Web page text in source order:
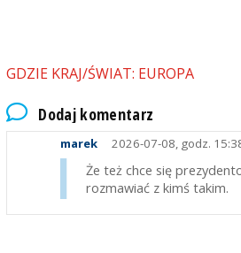
GDZIE KRAJ/ŚWIAT: EUROPA
Dodaj komentarz
marek 2026-07-08, godz.
Że też chce się
rozmawiać z kimś takim.